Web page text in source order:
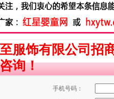
服饰有限公司招
询！
手机号码：